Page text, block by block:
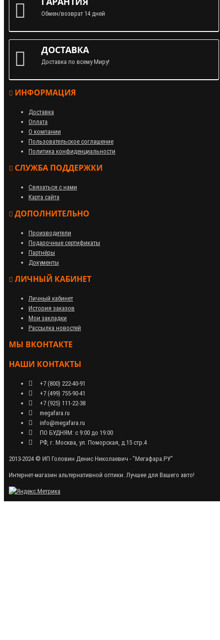
Обмен/возврат 14 дней
ДОСТАВКА
Доставка по всему Миру!
ИНФОРМАЦИЯ
Доставка
Оплата
О компании
Пользовательское соглашение
Политика конфиденциальности
СЛУЖБА ПОДДЕРЖКИ
Связаться с нами
Карта сайта
ДОПОЛНИТЕЛЬНО
Производители
Подарочные сертификаты
Партнёры
Документы
ЛИЧНЫЙ КАБИНЕТ
Личный кабинет
История заказов
Мои закладки
Рассылка новостей
МЫ ВКОНТАКТЕ
НАШИ КОНТАКТЫ
+7 (800) 222-40-91
+7 (499) 755-90-41
+7 (925) 111-22-38
megafara.ru
info@megafara.ru
ПО БУДНЯМ: с 9:00 до 19:00
РФ, г. Москва, ул. Поморская, д.15 стр.4
2013-2024 © ИП Головин Денис Николаевич - "Мегафара.РУ"
Интернет-магазин альтернативной оптики. Лучшее для Вашего авто!